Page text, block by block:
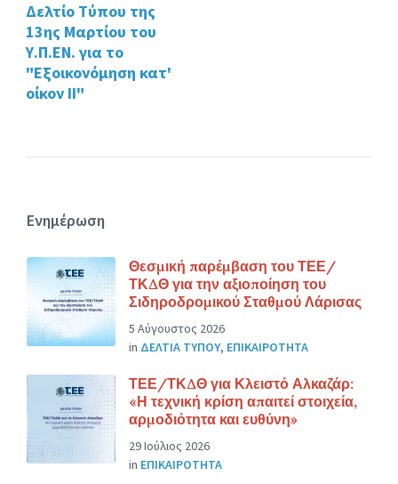
Δελτίο Τύπου της
13ης Μαρτίου του
Υ.Π.ΕΝ. για το
"Εξοικονόμηση κατ'
οίκον ΙΙ"
Ενημέρωση
Θεσμική παρέμβαση του ΤΕΕ/
ΤΚΔΘ για την αξιοποίηση του
Σιδηροδρομικού Σταθμού Λάρισας
5 Αύγουστος 2026
in ΔΕΛΤΙΑ ΤΥΠΟΥ, ΕΠΙΚΑΙΡΟΤΗΤΑ
ΤΕΕ/ΤΚΔΘ για Κλειστό Αλκαζάρ:
«Η τεχνική κρίση απαιτεί στοιχεία,
αρμοδιότητα και ευθύνη»
29 Ιούλιος 2026
in ΕΠΙΚΑΙΡΟΤΗΤΑ